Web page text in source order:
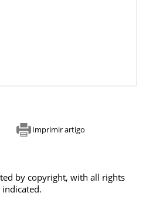
Imprimir artigo
by copyright, with all rights